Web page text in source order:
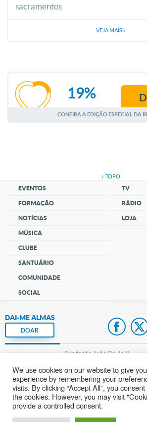
sacramentos
VEJA MAIS »
AGOSTO
19%
CONFIRA A EDIÇÃO ESPECIAL DA
↑ TOPO
EVENTOS
FORMAÇÃO
NOTÍCIAS
MÚSICA
CLUBE
SANTUÁRIO
COMUNIDADE
SOCIAL
TV
RÁDIO
LOJA
DAI-ME ALMAS
DOAR
Fundação João Paulo II
Pedido de Oração
Mapa do site
We use cookies on our website to give
experience by remembering your
visits. By clicking “Accept All”, you
the cookies. However, you may visit
provide a controlled consent.